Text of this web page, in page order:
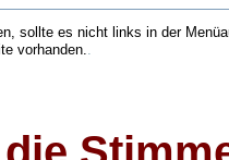
sollte es nicht links in der
vorhanden.